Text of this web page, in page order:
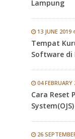
Lampung
13 JUNE 2019
Tempat
Software di
04 FEBRUARY
Cara Reset
26